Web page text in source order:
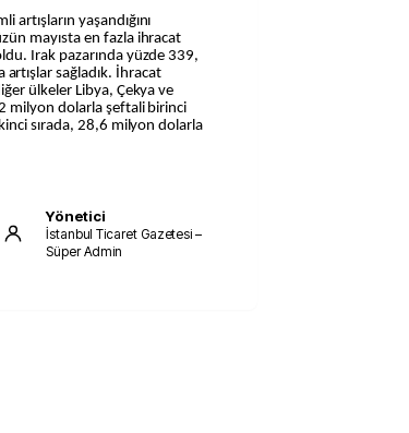
artışların yaşandığını
mayısta en fazla ihracat
Irak pazarında yüzde 339,
sağladık. İhracat
ülkeler Libya, Çekya ve
milyon dolarla şeftali birinci
sırada, 28,6 milyon dolarla
Yönetici
İstanbul Ticaret Gazetesi –
Süper Admin